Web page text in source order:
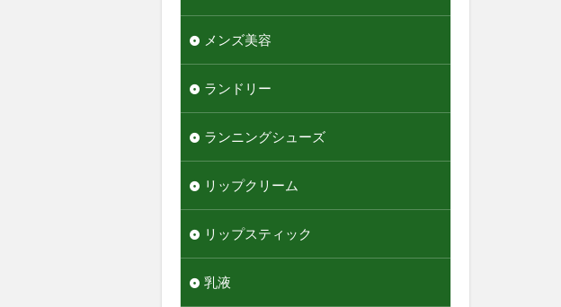
メンズ美容
ランドリー
ランニングシューズ
リップクリーム
リップスティック
乳液